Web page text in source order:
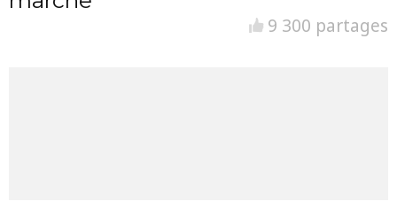
9 300 partages